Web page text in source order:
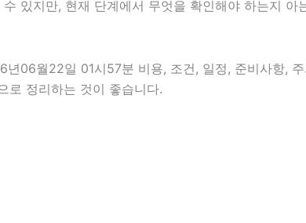
있지만, 현재 단계에서 무엇을 확인해야 하는지 아
06월22일 01시57분 비용, 조건, 일정, 준비사항,
로 정리하는 것이 좋습니다.